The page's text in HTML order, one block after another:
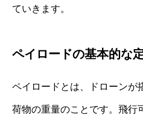
ていきます。
ペイロードの基本的な
ペイロードとは、ドローンが
荷物の重量のことです。飛行